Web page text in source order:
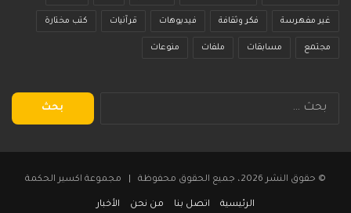
غير مفهرسة فكر وثقافة فيديوهات قرآنيات كتب مختارة
مجتمع مسابقات ملفات منوعات
البحث
© حقوق النشر 2026، جميع الحقوق محفوظة | مجموعة اكسير الحكمة
الرئيسية اتصل بنا من نحن الأخبار